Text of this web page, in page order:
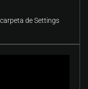
de Settings